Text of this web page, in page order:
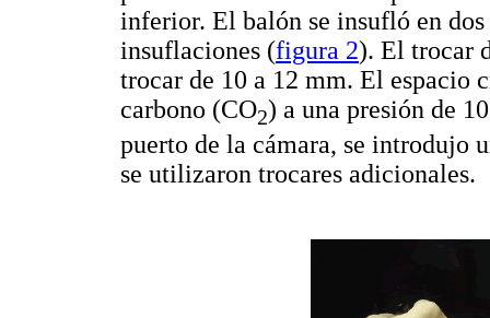
inferior. El balón se insufló en
insuflaciones (figura 2). El trocar
trocar de 10 a 12 mm. El espacio
carbono (CO2) a una presión de
puerto de la cámara, se introdujo
se utilizaron trocares adicionales.